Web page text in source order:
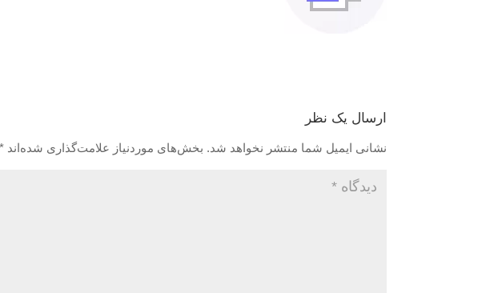
ارسال یک نظر
نشانی ایمیل شما منتشر نخواهد شد. بخش‌های موردنیاز علامت‌گذاری شده‌اند*